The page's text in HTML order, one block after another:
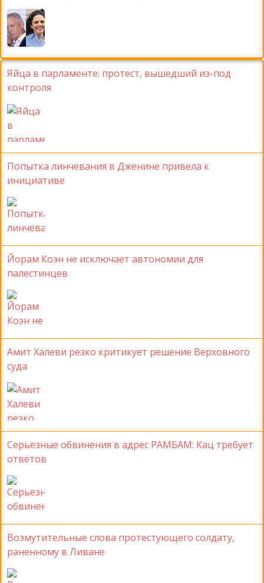
Яйца в парламенте: протест, вышедший из-под
контроля
Попытка линчевания в Дженине привела к
инициативе
Йорам Коэн не исключает автономии для
палестинцев
Амит Халеви резко критикует решение Верховного
суда
Серьезные обвинения в адрес РАМБАМ: Кац требует
ответов
Возмутительные слова протестующего солдату,
раненному в Ливане